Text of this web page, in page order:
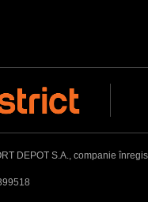
DEPOT S.A., companie